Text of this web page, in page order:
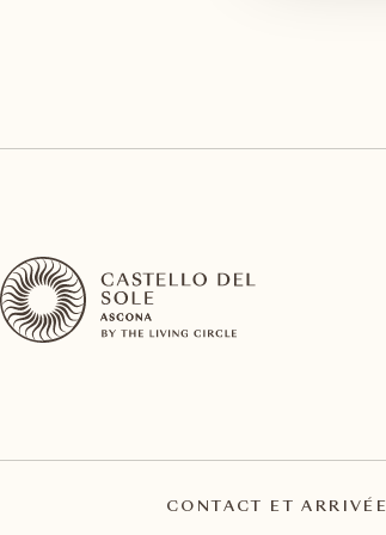
CONTACT ET ARRIVÉE